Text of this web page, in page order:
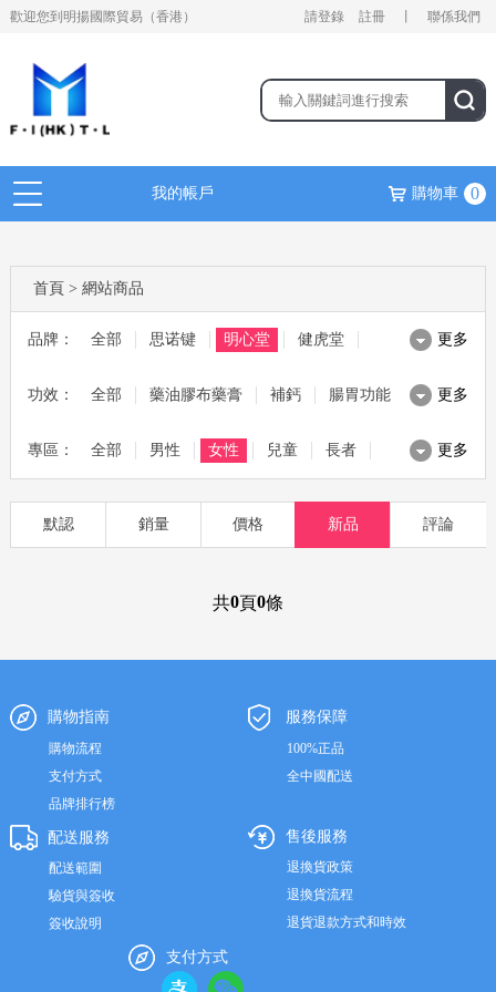
歡迎您到明揚國際貿易（香港） 請登錄 註冊 聯係我們
我的帳戶 購物車 0
首頁 > 網站商品
品牌： 全部 思诺键 明心堂 健虎堂
麥林 MAGLIN 茱比 JUBEE 健熙堂
日本野原 ALN 腸胃寶 寶源堂
欧明记
更多
功效： 全部 藥油膠布藥膏 補鈣 腸胃功能
滋補湯料 美容美妝 綜合保健
功能藥品 食品
更多
專區： 全部 男性 女性 兒童 長者
滋補 孕嬰 洗護 美妝
更多
默認 銷量 價格 新品 評論
共0頁0條
購物指南
購物流程
支付方式
品牌排行榜
服務保障
100%正品
全中國配送
配送服務
配送範圍
驗貨與簽收
簽收說明
售後服務
退換貨政策
退換貨流程
退貨退款方式和時效
支付方式